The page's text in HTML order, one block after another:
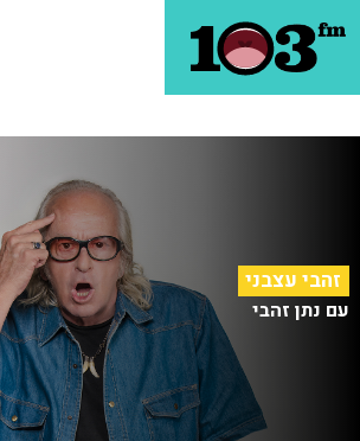
זהבי עצבני
עם נתן זהבי